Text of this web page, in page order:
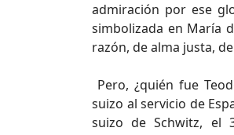
admiración por ese
simbolizada en María
razón, de alma justa,
Pero, ¿quién fue
suizo al servicio de
suizo de Schwitz,